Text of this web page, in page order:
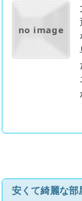
no image
安くて綺麗な部